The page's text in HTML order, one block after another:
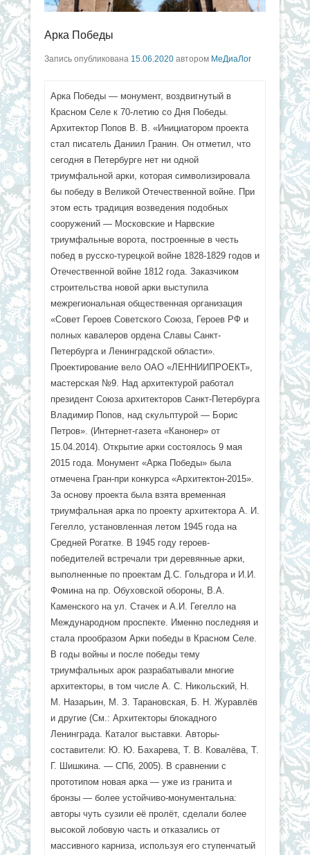
Арка Победы
Запись опубликована 15.06.2020 автором МеДиаЛог
Арка Победы — монумент, воздвигнутый в
Красном Селе к 70-летию со Дня Победы.
Архитектор Попов В. В. «Инициатором проекта
стал писатель Даниил Гранин. Он отметил, что
сегодня в Петербурге нет ни одной
триумфальной арки, которая символизировала
бы победу в Великой Отечественной войне. При
этом есть традиция возведения подобных
сооружений — Московские и Нарвские
триумфальные ворота, построенные в честь
побед в русско-турецкой войне 1828-1829 годов и
Отечественной войне 1812 года. Заказчиком
строительства новой арки выступила
межрегиональная общественная организация
«Совет Героев Советского Союза, Героев РФ и
полных кавалеров ордена Славы Санкт-
Петербурга и Ленинградской области».
Проектирование вело ОАО «ЛЕННИИПРОЕКТ»,
мастерская №9. Над архитектурой работал
президент Союза архитекторов Санкт-Петербурга
Владимир Попов, над скульптурой — Борис
Петров». (Интернет-газета «Канонер» от
15.04.2014). Открытие арки состоялось 9 мая
2015 года. Монумент «Арка Победы» была
отмечена Гран-при конкурса «Архитектон-2015».
За основу проекта была взята временная
триумфальная арка по проекту архитектора А. И.
Гегелло, установленная летом 1945 года на
Средней Рогатке. В 1945 году героев-
победителей встречали три деревянные арки,
выполненные по проектам Д.С. Гольдгора и И.И.
Фомина на пр. Обуховской обороны, В.А.
Каменского на ул. Стачек и А.И. Гегелло на
Международном проспекте. Именно последняя и
стала прообразом Арки победы в Красном Селе.
В годы войны и после победы тему
триумфальных арок разрабатывали многие
архитекторы, в том числе А. С. Никольский, Н.
М. Назарьин, М. З. Тарановская, Б. Н. Журавлёв
и другие (См.: Архитекторы блокадного
Ленинграда. Каталог выставки. Авторы-
составители: Ю. Ю. Бахарева, Т. В. Ковалёва, Т.
Г. Шишкина. — СПб, 2005). В сравнении с
прототипом новая арка — уже из гранита и
бронзы — более устойчиво-монументальна:
авторы чуть сузили её пролёт, сделали более
высокой лобовую часть и отказались от
массивного карниза, используя его ступенчатый